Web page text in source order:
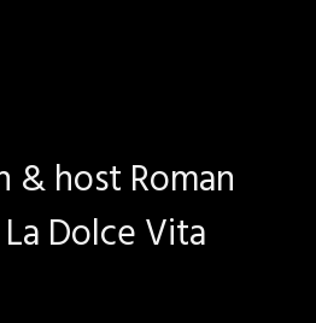
& host Roman
Dolce Vita